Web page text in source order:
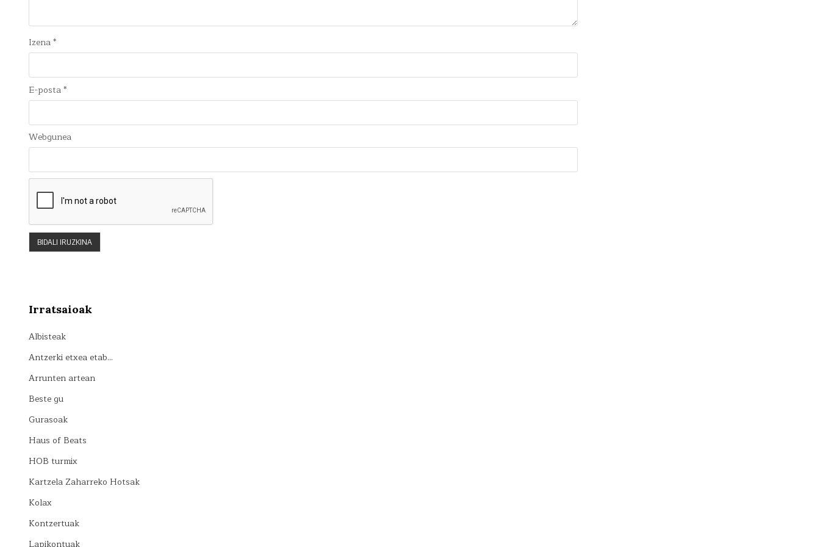
Izena*
E-posta*
Webgunea
Irratsaioak
Albisteak
Antzerki etxea etab…
Arrunten artean
Beste gu
Gurasoak
Haus of Beats
HOB turmix
Kartzela Zaharreko Hotsak
Kolax
Kontzertuak